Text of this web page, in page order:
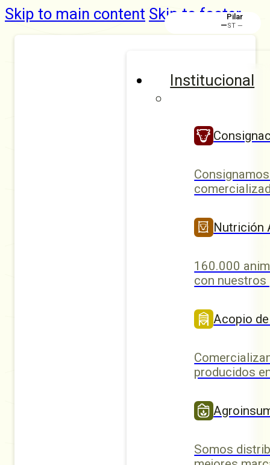
Skip to main content Skip to footer
Institucional
Nutrición
160.000
con
Acopio
producidos
Somos
Rafaela